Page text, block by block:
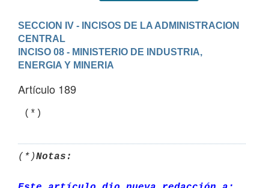
SECCION IV - INCISOS DE LA ADMINISTRACION
CENTRAL
INCISO 08 - MINISTERIO DE INDUSTRIA,
ENERGIA Y MINERIA
Artículo 189
(*)
(*)Notas: